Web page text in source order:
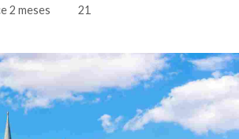
2 meses 21